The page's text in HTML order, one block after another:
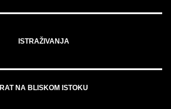
ISTRAŽIVANJA
RAT NA BLISKOM ISTOKU